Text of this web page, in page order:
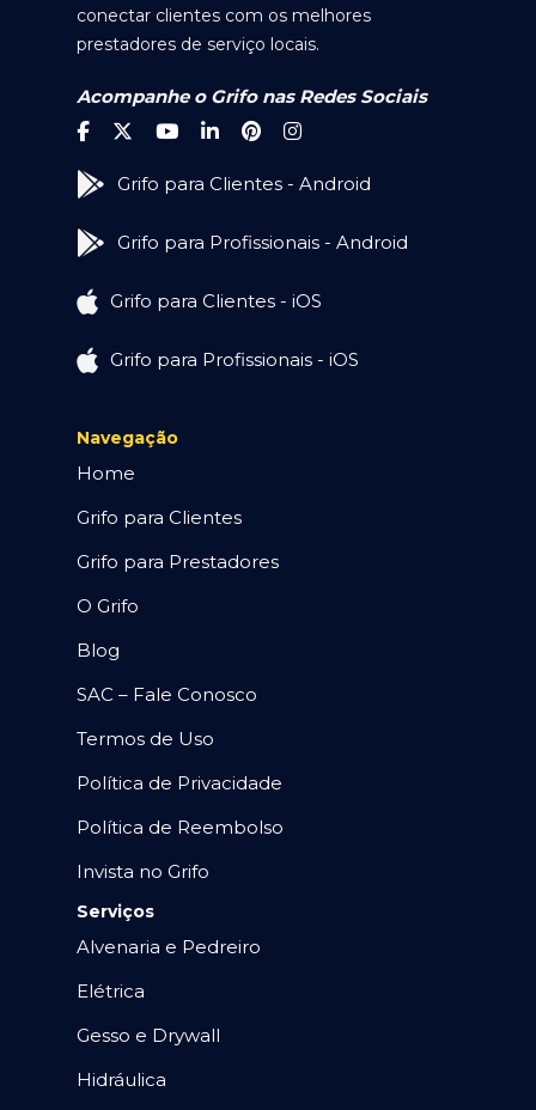
conectar clientes com os melhores
prestadores de serviço locais.
Acompanhe o Grifo nas Redes Sociais
Grifo para Clientes - Android
Grifo para Profissionais - Android
Grifo para Clientes - iOS
Grifo para Profissionais - iOS
Navegação
Home
Grifo para Clientes
Grifo para Prestadores
O Grifo
Blog
SAC – Fale Conosco
Termos de Uso
Política de Privacidade
Política de Reembolso
Invista no Grifo
Serviços
Alvenaria e Pedreiro
Elétrica
Gesso e Drywall
Hidráulica